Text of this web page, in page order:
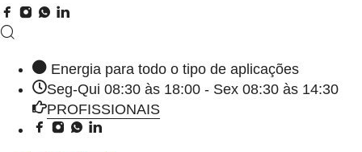
Energia para todo o tipo de aplicações
Seg-Qui 08:30 às 18:00 - Sex 08:30 às 14:30
PROFISSIONAIS